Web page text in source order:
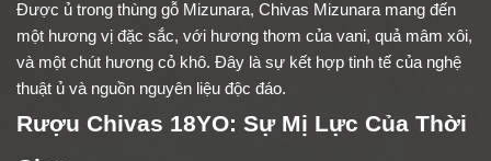
Được ủ trong thùng gỗ Mizunara, Chivas Mizunara mang đến
một hương vị đặc sắc, với hương thơm của vani, quả mâm xôi,
và một chút hương cỏ khô. Đây là sự kết hợp tinh tế của nghệ
thuật ủ và nguồn nguyên liệu độc đáo.
Rượu Chivas 18YO: Sự Mị Lực Của Thời